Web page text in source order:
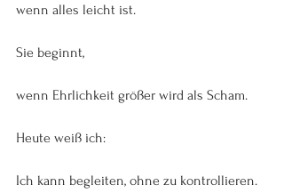
wenn alles leicht ist.
Sie beginnt,
wenn Ehrlichkeit größer wird als Scham.
Heute weiß ich:
Ich kann begleiten, ohne zu kontrollieren.